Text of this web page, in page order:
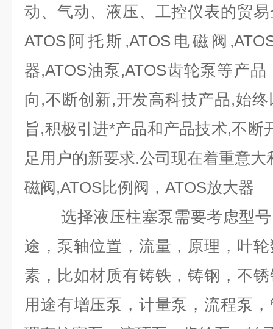
动、气动、液压、工控仪表的贸
ATOS阿托斯,ATOS电磁阀
器,ATOS油泵,ATOS齿轮泵等产
向,不断创新,开发高科技产品,始
旨,积极引进*产品和产品技术,不断
足用户的新要求.公司现在着重意大
磁阀,ATOS比例阀，ATOS放大器
选择液压柱塞泵需要考虑型号
途，泵轴位置，流量，原理，叶
素，比如材质有铸铁，铸钢，不
用途有增压泵，计量泵，流程泵